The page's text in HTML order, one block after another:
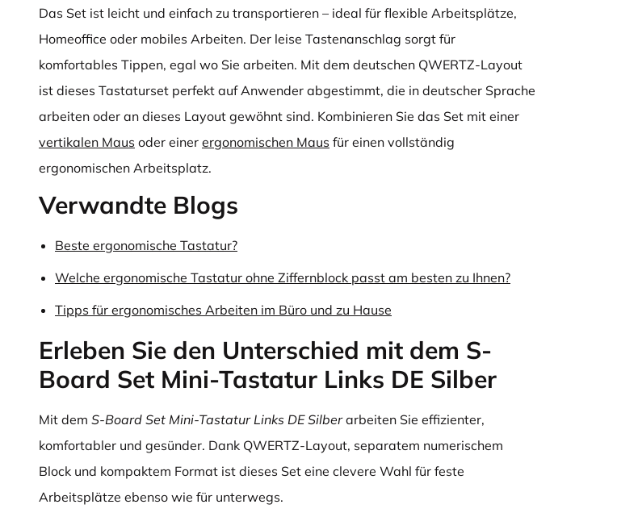
Das Set ist leicht und einfach zu transportieren – ideal für flexible Arbeitsplätze,
Homeoffice oder mobiles Arbeiten. Der leise Tastenanschlag sorgt für
komfortables Tippen, egal wo Sie arbeiten. Mit dem deutschen QWERTZ-Layout
ist dieses Tastaturset perfekt auf Anwender abgestimmt, die in deutscher Sprache
arbeiten oder an dieses Layout gewöhnt sind. Kombinieren Sie das Set mit einer
vertikalen Maus oder einer ergonomischen Maus für einen vollständig
ergonomischen Arbeitsplatz.
Verwandte Blogs
Beste ergonomische Tastatur?
Welche ergonomische Tastatur ohne Ziffernblock passt am besten zu Ihnen?
Tipps für ergonomisches Arbeiten im Büro und zu Hause
Erleben Sie den Unterschied mit dem S-
Board Set Mini-Tastatur Links DE Silber
Mit dem S-Board Set Mini-Tastatur Links DE Silberarbeiten Sie effizienter,
komfortabler und gesünder. Dank QWERTZ-Layout, separatem numerischem
Block und kompaktem Format ist dieses Set eine clevere Wahl für feste
Arbeitsplätze ebenso wie für unterwegs.